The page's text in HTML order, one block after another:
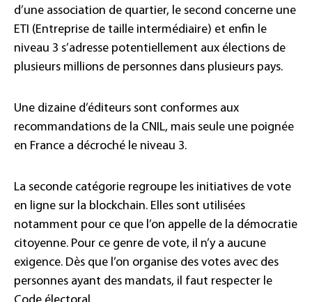
d’une association de quartier, le second concerne une
ETI (Entreprise de taille intermédiaire) et enfin le
niveau 3 s’adresse potentiellement aux élections de
plusieurs millions de personnes dans plusieurs pays.
Une dizaine d’éditeurs sont conformes aux
recommandations de la CNIL, mais seule une poignée
en France a décroché le niveau 3.
La seconde catégorie regroupe les initiatives de vote
en ligne sur la blockchain. Elles sont utilisées
notamment pour ce que l’on appelle de la démocratie
citoyenne. Pour ce genre de vote, il n’y a aucune
exigence. Dès que l’on organise des votes avec des
personnes ayant des mandats, il faut respecter le